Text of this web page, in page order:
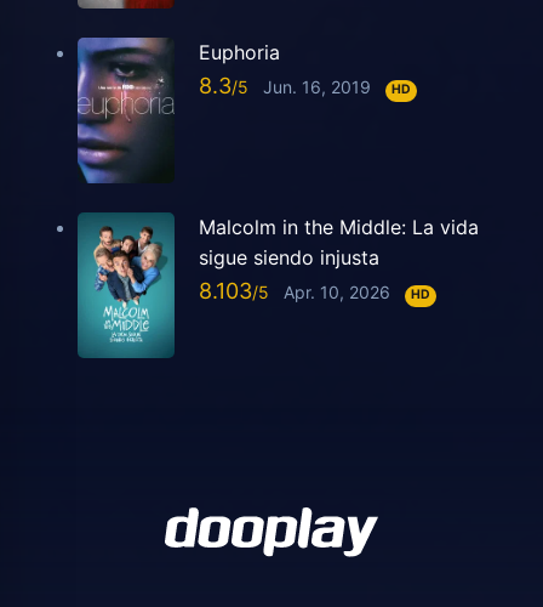
Euphoria
8.3 Jun. 16, 2019 HD
Malcolm in the Middle: La vida
sigue siendo injusta
8.103 Apr. 10, 2026 HD